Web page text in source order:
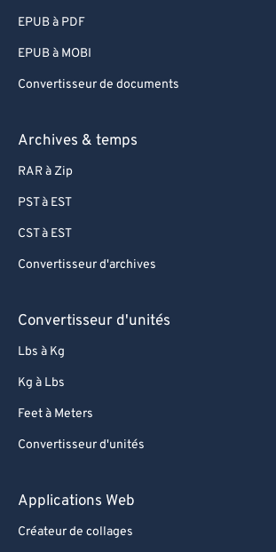
EPUB à PDF
EPUB à MOBI
Convertisseur de documents
Archives & temps
RAR à Zip
PST à EST
CST à EST
Convertisseur d'archives
Convertisseur d'unités
Lbs à Kg
Kg à Lbs
Feet à Meters
Convertisseur d'unités
Applications Web
Créateur de collages